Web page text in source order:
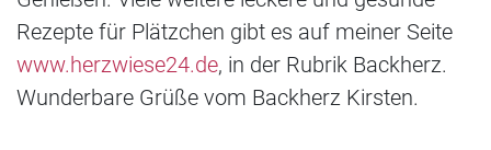
Rezepte für Plätzchen gibt es auf meiner Seite
www.herzwiese24.de, in der Rubrik Backherz.
Wunderbare Grüße vom Backherz Kirsten.